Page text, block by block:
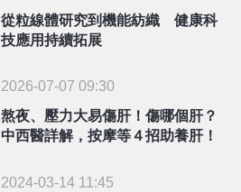
從粒線體研究到機能紡織 健康科
技應用持續拓展
2026-07-07 09:30
熬夜、壓力大易傷肝！傷哪個肝？
中西醫詳解，按摩等４招助養肝！
2024-03-14 11:45